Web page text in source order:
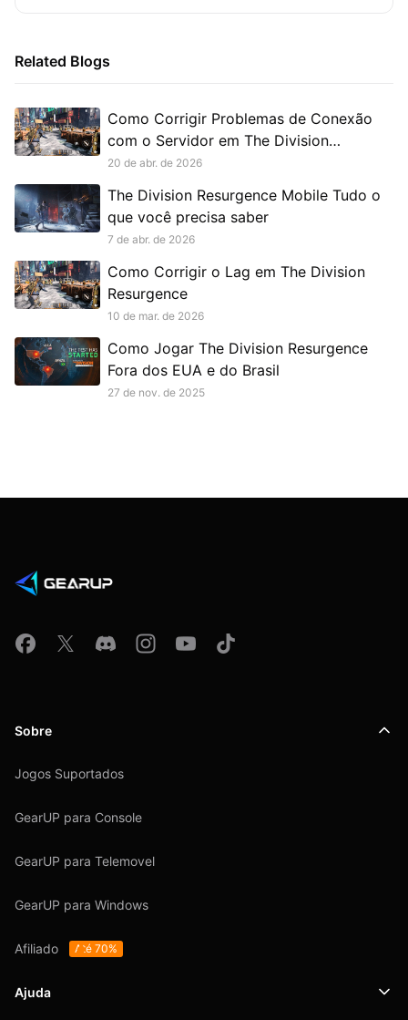
Related Blogs
Como Corrigir Problemas de Conexão
com o Servidor em The Division
Resurgence
20 de abr. de 2026
The Division Resurgence Mobile Tudo o
que você precisa saber
7 de abr. de 2026
Como Corrigir o Lag em The Division
Resurgence
10 de mar. de 2026
Como Jogar The Division Resurgence
Fora dos EUA e do Brasil
27 de nov. de 2025
Sobre
Jogos Suportados
GearUP para Console
GearUP para Telemovel
GearUP para Windows
Afiliado Até 70%
Ajuda